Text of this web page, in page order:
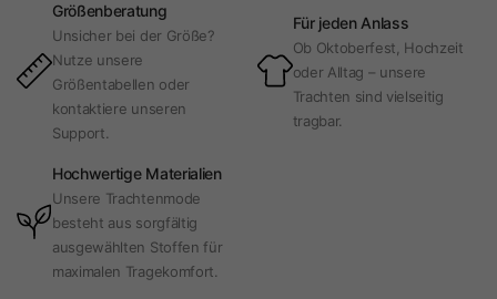
Größenberatung
Unsicher bei der Größe?
Nutze unsere
Größentabellen oder
kontaktiere unseren
Support.
Für jeden Anlass
Ob Oktoberfest, Hochzeit
oder Alltag – unsere
Trachten sind vielseitig
tragbar.
Hochwertige Materialien
Unsere Trachtenmode
besteht aus sorgfältig
ausgewählten Stoffen für
maximalen Tragekomfort.